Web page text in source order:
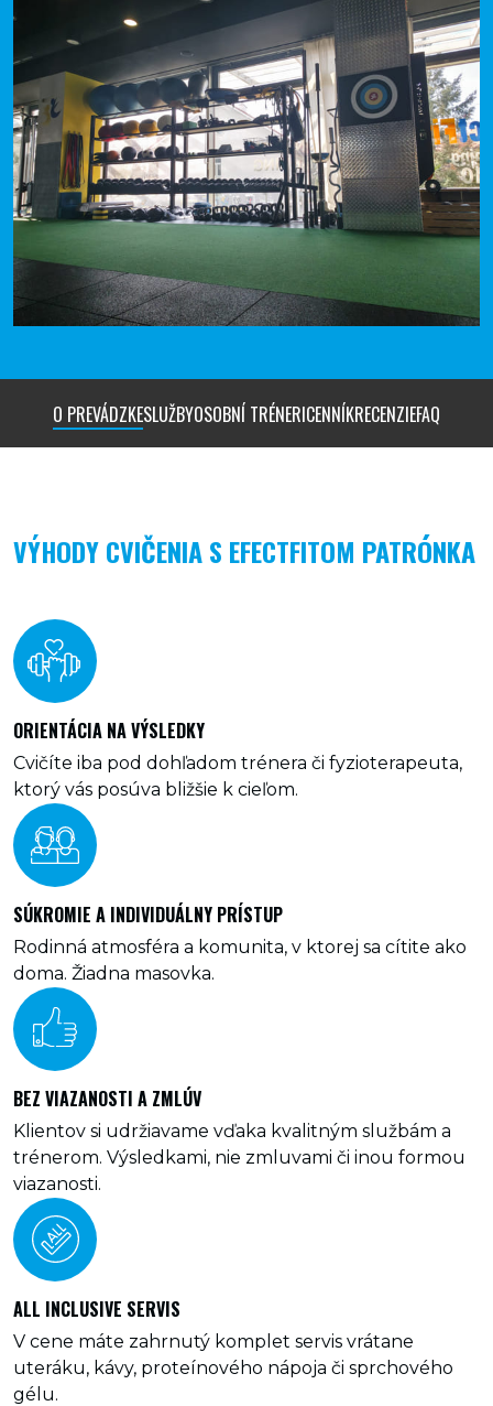
O PREVÁDZKESLUŽBYOSOBNÍ TRÉNERICENNÍKRECENZIEFAQ
VÝHODY CVIČENIA S EFECTFITOM PATRÓNKA
ORIENTÁCIA NA VÝSLEDKY
Cvičíte iba pod dohľadom trénera či fyzioterapeuta,
ktorý vás posúva bližšie k cieľom.
SÚKROMIE A INDIVIDUÁLNY PRÍSTUP
Rodinná atmosféra a komunita, v ktorej sa cítite ako
doma. Žiadna masovka.
BEZ VIAZANOSTI A ZMLÚV
Klientov si udržiavame vďaka kvalitným službám a
trénerom. Výsledkami, nie zmluvami či inou formou
viazanosti.
ALL INCLUSIVE SERVIS
V cene máte zahrnutý komplet servis vrátane
uteráku, kávy, proteínového nápoja či sprchového
gélu.